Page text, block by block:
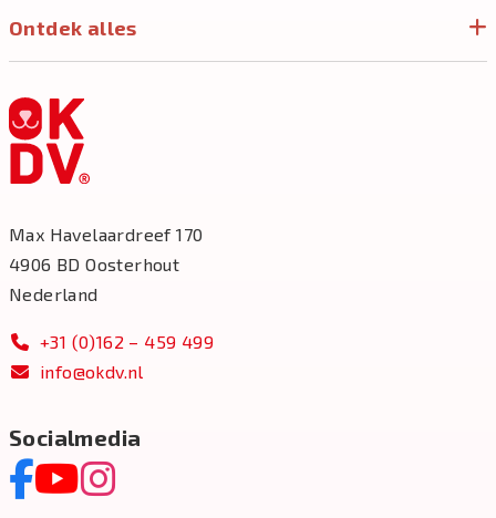
Ontdek alles
Max Havelaardreef 170
4906 BD Oosterhout
Nederland
+31 (0)162 – 459 499
info@okdv.nl
Socialmedia